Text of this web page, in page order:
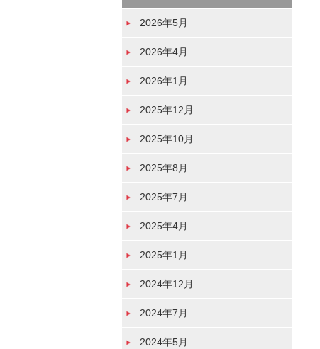
2026年5月
2026年4月
2026年1月
2025年12月
2025年10月
2025年8月
2025年7月
2025年4月
2025年1月
2024年12月
2024年7月
2024年5月